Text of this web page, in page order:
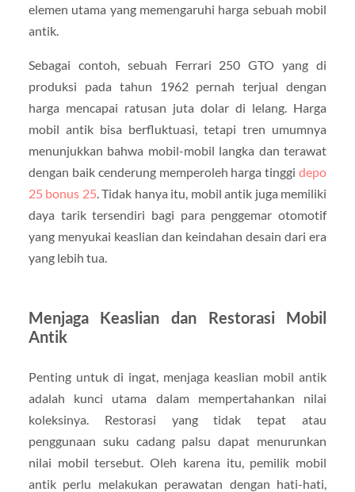
elemen utama yang memengaruhi harga sebuah mobil
antik.
Sebagai contoh, sebuah Ferrari 250 GTO yang di
produksi pada tahun 1962 pernah terjual dengan
harga mencapai ratusan juta dolar di lelang. Harga
mobil antik bisa berfluktuasi, tetapi tren umumnya
menunjukkan bahwa mobil-mobil langka dan terawat
dengan baik cenderung memperoleh harga tinggidepo
25 bonus 25. Tidak hanya itu, mobil antik juga memiliki
daya tarik tersendiri bagi para penggemar otomotif
yang menyukai keaslian dan keindahan desain dari era
yang lebih tua.
Menjaga Keaslian dan Restorasi Mobil
Antik
Penting untuk di ingat, menjaga keaslian mobil antik
adalah kunci utama dalam mempertahankan nilai
koleksinya. Restorasi yang tidak tepat atau
penggunaan suku cadang palsu dapat menurunkan
nilai mobil tersebut. Oleh karena itu, pemilik mobil
antik perlu melakukan perawatan dengan hati-hati,